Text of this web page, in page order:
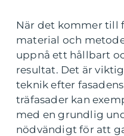
När det kommer till
material och
uppnå ett hållbart
resultat. Det är
teknik efter
träfasader kan
med en grundlig
nödvändigt för att